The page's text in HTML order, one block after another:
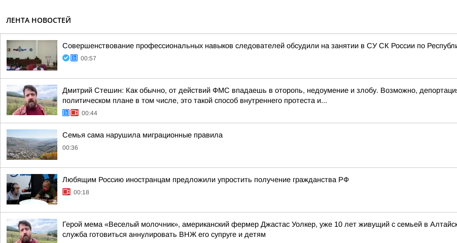
ЛЕНТА НОВОСТЕЙ
Совершенствование профессиональных навыков следователей обсудили на занятии в СУ СК России по
00:57
Дмитрий Стешин: Как обычно, от действий ФМС впадаешь в оторопь, недоумение и злобу. Возможно,
политическом плане в том числе, это такой способ внутреннего протеста и...
00:44
Семья сама нарушила миграционные правила
00:36
Любящим Россию иностранцам предложили упростить получение гражданства РФ
00:18
Герой мема «Веселый молочник», американский фермер Джастас Уолкер, уже 10 лет живущий с семьей в
служба готовиться аннулировать ВНЖ его супруге и детям